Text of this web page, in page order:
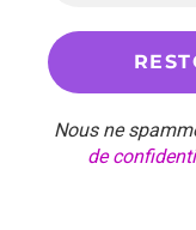
Nous ne
de